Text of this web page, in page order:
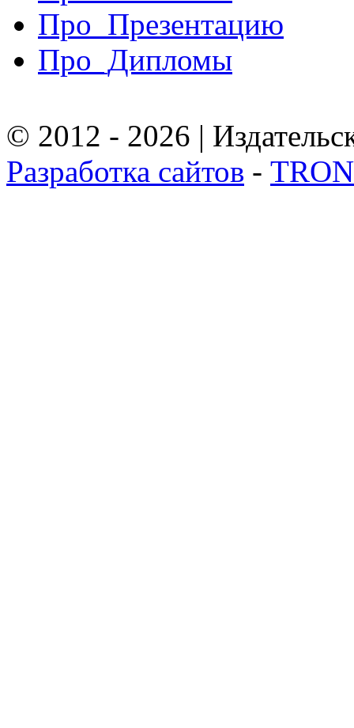
Про_Презентацию
Про_Дипломы
© 2012 - 2026 |
Разработка сайтов -